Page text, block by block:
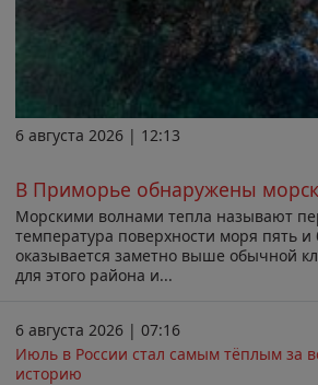
6 августа 2026 | 12:13
В Приморье обнаружены
Морскими волнами тепла называют
температура поверхности моря пять и
оказывается заметно выше обычной
для этого района и...
6 августа 2026 | 07:16
Июль в России стал самым тёплым за
историю